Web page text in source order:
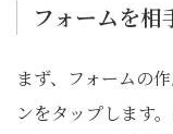
フォームを相
まず、フォームの
ンをタップします